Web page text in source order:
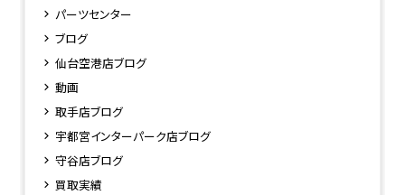
パーツセンター
ブログ
仙台空港店ブログ
動画
取手店ブログ
宇都宮インターパーク店ブログ
守谷店ブログ
買取実績